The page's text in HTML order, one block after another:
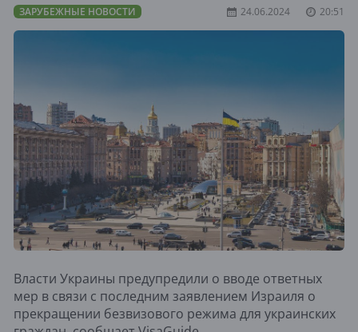
ЗАРУБЕЖНЫЕ НОВОСТИ 24.06.2024 20:51
Власти Украины предупредили о вводе ответных
мер в связи с последним заявлением Израиля о
прекращении безвизового режима для украинских